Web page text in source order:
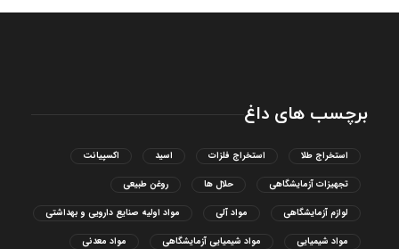
برچسب های داغ
استخراج طلا استخراج فلزات اسید اکسپیانت
تجهیزات آزمایشگاهی حلال ها روغن طبیعی
لوازم آزمایشگاهی مواد آلی مواد اولیه صنایع دارویی و بهداشتی
مواد شیمیایی مواد شیمیایی آزمایشگاهی مواد معدنی